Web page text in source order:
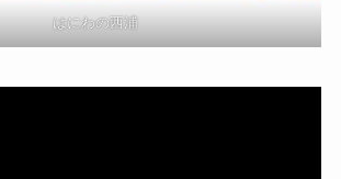
はにわの西浦